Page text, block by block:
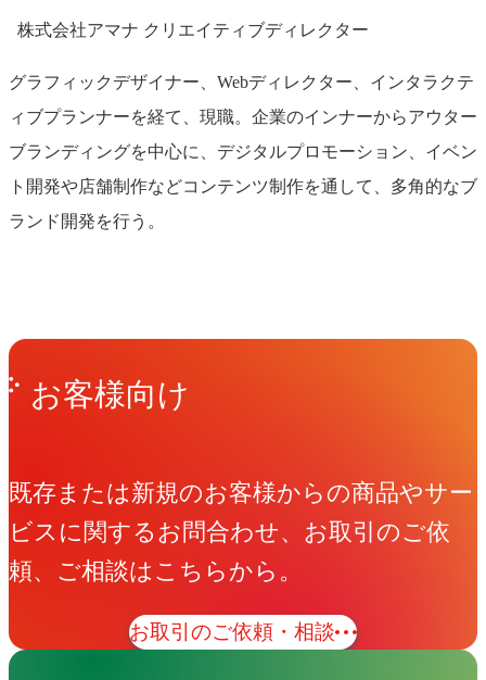
株式会社アマナ クリエイティブディレクター
グラフィックデザイナー、Webディレクター、インタラクテ
ィブプランナーを経て、現職。企業のインナーからアウター
ブランディングを中心に、デジタルプロモーション、イベン
ト開発や店舗制作などコンテンツ制作を通して、多角的なブ
ランド開発を行う。
Get in Touchお問い合わせ
お客様向け
既存または新規のお客様からの商品やサー
ビスに関するお問合わせ、お取引のご依
頼、ご相談はこちらから。
お取引のご依頼・相談